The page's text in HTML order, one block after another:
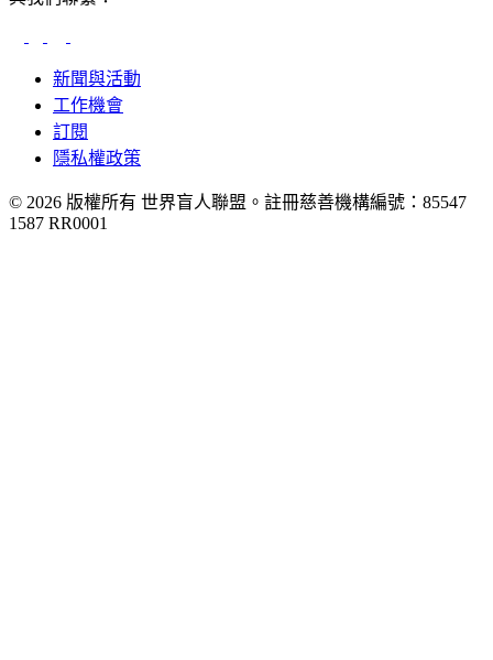
新聞與活動
工作機會
訂閱
隱私權政策
© 2026 版權所有 世界盲人聯盟。註冊慈善機構編號：85547
1587 RR0001